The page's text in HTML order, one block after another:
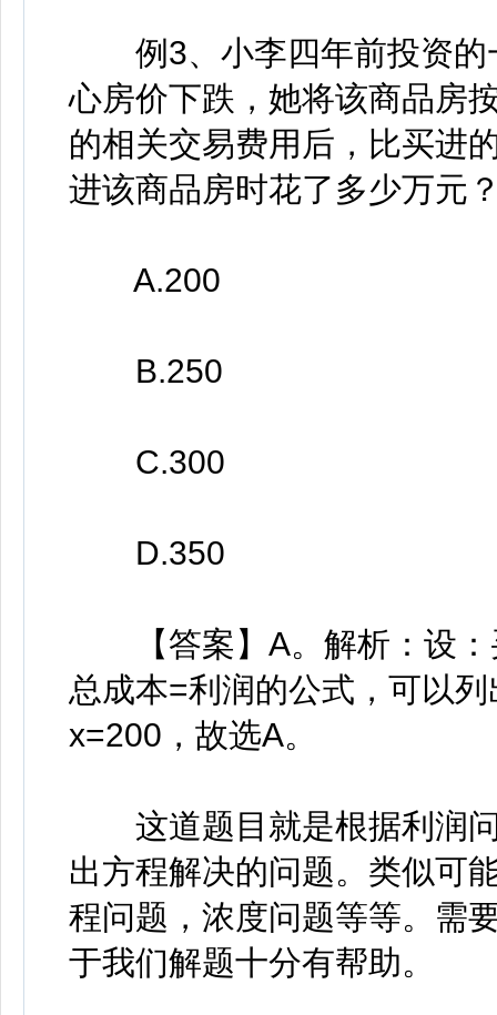
例3、小李四年前投资的
心房价下跌，她将该商品房
的相关交易费用后，比买进
进该商品房时花了多少万元
A.200
B.250
C.300
D.350
【答案】A。解析：设：
总成本=利润的公式，可以
x=200，故选A。
这道题目就是根据利润问
出方程解决的问题。类似可
程问题，浓度问题等等。需
于我们解题十分有帮助。